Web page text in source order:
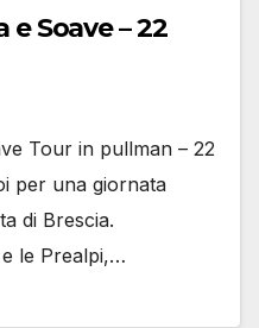
e Soave – 22
Tour in pullman – 22
per una giornata
di Brescia.
le Prealpi,…